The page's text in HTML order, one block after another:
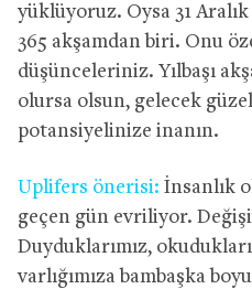
yüklüyoruz. Oysa 31
365 akşamdan biri. Onu
düşünceleriniz. Yılbaşı
olursa olsun, gelecek
potansiyelinize inanın.
Uplifers önerisi: İnsanlık
geçen gün evriliyor.
Duyduklarımız,
varlığımıza bambaşka